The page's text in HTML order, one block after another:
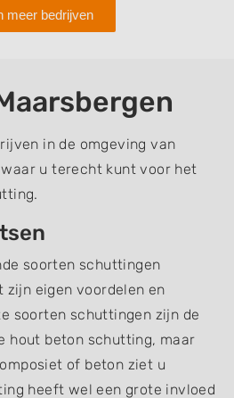
meer bedrijven
in de omgeving van
u terecht kunt voor het
soorten schuttingen
eigen voordelen en
soorten schuttingen zijn de
hout beton schutting, maar
of beton ziet u
heeft wel een grote invloed